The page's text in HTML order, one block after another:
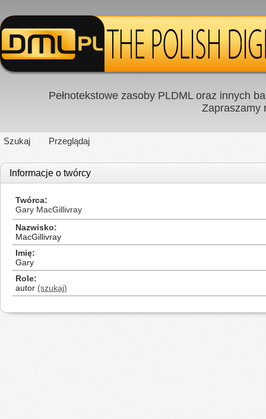
Pełnotekstowe zasoby PLDML oraz innych
Zapraszamy
Szukaj Przeglądaj
Informacje o twórcy
Twórca
Gary MacGillivray
Nazwisko
MacGillivray
Imię
Gary
Role
autor (szukaj)